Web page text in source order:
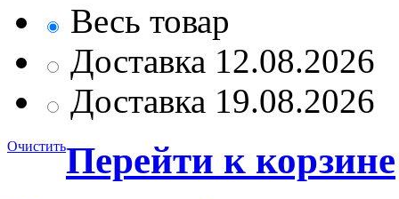
Весь товар
Доставка 12.08.2026
Доставка 19.08.2026
ОчиститьПерейти к корзине